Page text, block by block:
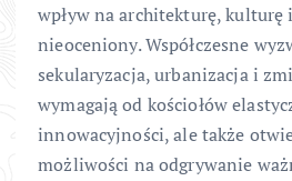
wpływ na architekturę, kulturę
nieoceniony. Współczesne
sekularyzacja, urbanizacja i
wymagają od kościołów
innowacyjności, ale także
możliwości na odgrywanie